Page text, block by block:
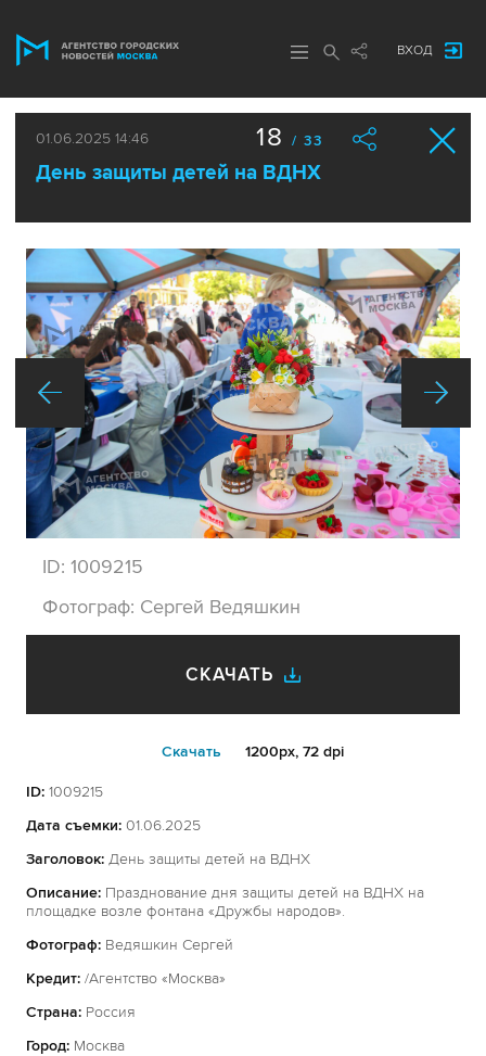
ВХОД
01.06.2025 14:46
День защиты детей на ВДНХ
18 / 33
ID: 1009215
Фотограф: Сергей Ведяшкин
СКАЧАТЬ
Cкачать 1200px, 72 dpi
ID: 1009215
Дата съемки: 01.06.2025
Заголовок: День защиты детей на ВДНХ
Описание: Празднование дня защиты детей на ВДНХ на
площадке возле фонтана «Дружбы народов».
Фотограф: Ведяшкин Сергей
Кредит: /Агентство «Москва»
Страна: Россия
Город: Москва